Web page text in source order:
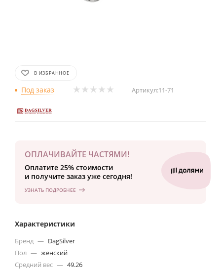
В ИЗБРАННОЕ
Под заказ Артикул:11-71
ОПЛАЧИВАЙТЕ ЧАСТЯМИ!
Оплатите 25% стоимости
и получите заказ уже сегодня!
УЗНАТЬ ПОДРОБНЕЕ
Характеристики
Бренд — DagSilver
Пол — женский
Средний вес — 49.26